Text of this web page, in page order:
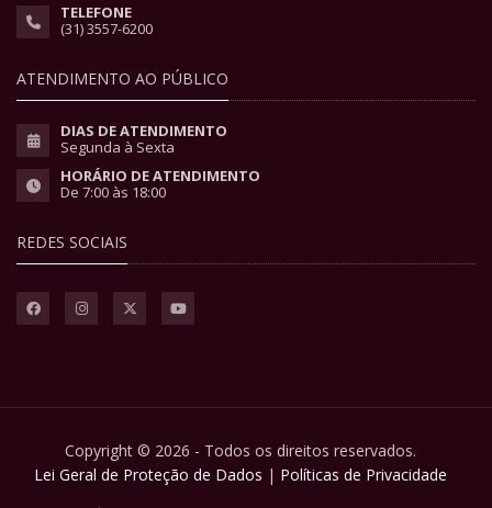
TELEFONE
(31) 3557-6200
ATENDIMENTO AO PÚBLICO
DIAS DE ATENDIMENTO
Segunda à Sexta
HORÁRIO DE ATENDIMENTO
De 7:00 às 18:00
REDES SOCIAIS
Copyright © 2026 - Todos os direitos reservados.
Lei Geral de Proteção de Dados | Políticas de Privacidade